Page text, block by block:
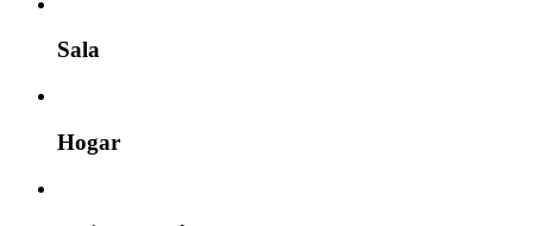
Sala
Hogar